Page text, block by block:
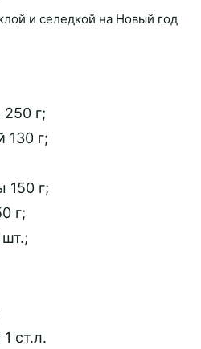
г;
130 г;
150 г;
г;
ст.л.